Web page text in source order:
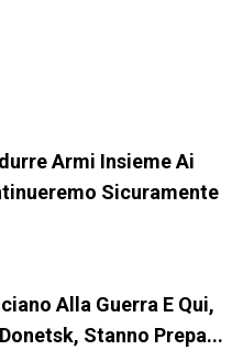
Armi Insieme Ai
Sicuramente
Alla Guerra E Qui,
Stanno Prepa...